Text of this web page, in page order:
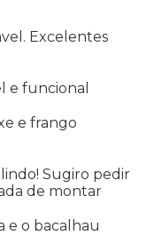
Excelentes
e funcional
e frango
Sugiro pedir
de montar
e o bacalhau